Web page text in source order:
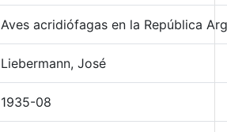
Aves acridiófagas en la República
Liebermann, José
1935-08